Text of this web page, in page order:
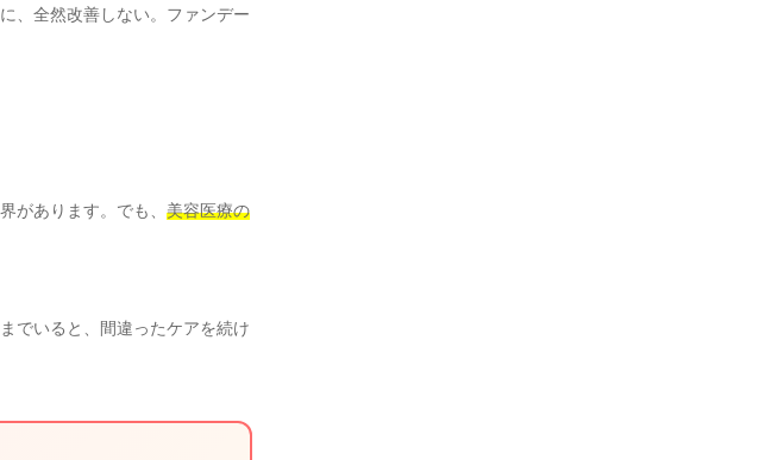
、全然改善しない。ファンデー
があります。でも、 美容医療の
でいると、間違ったケアを続け